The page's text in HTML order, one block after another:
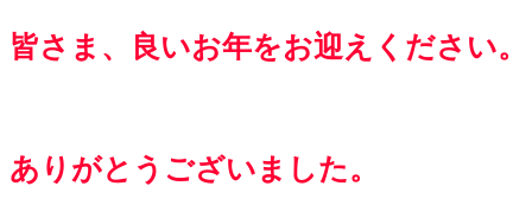
皆さま、良いお年をお迎えください。
ありがとうございました。